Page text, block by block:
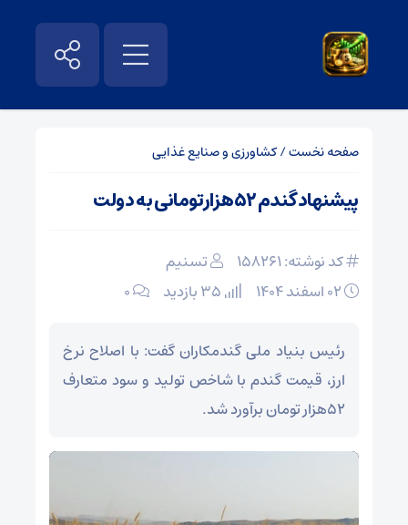
صفحه نخست/کشاورزی و صنایع غذایی
پیشنهاد گندم ۵۲هزارتومانی به دولت
کد نوشته: 158261
تسنیم
۰
رئیس بنیاد ملی گندمکاران گفت: با اصلاح نرخ
ارز، قیمت گندم با شاخص تولید و سود متعارف
۵۲هزار تومان برآورد شد.